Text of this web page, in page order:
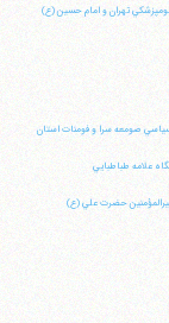
صومعه سرا و فومنات استان